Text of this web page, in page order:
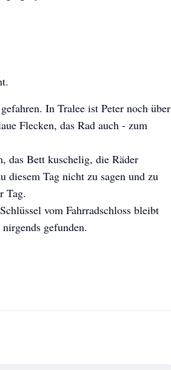
In Tralee ist Peter noch über
Flecken, das Rad auch - zum
das Bett kuschelig, die Räder
diesem Tag nicht zu sagen und zu
Tag.
vom Fahrradschloss bleibt
gefunden.